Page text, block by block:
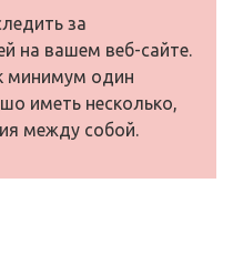
за
на вашем веб-сайте.
минимум один
иметь несколько,
между собой.